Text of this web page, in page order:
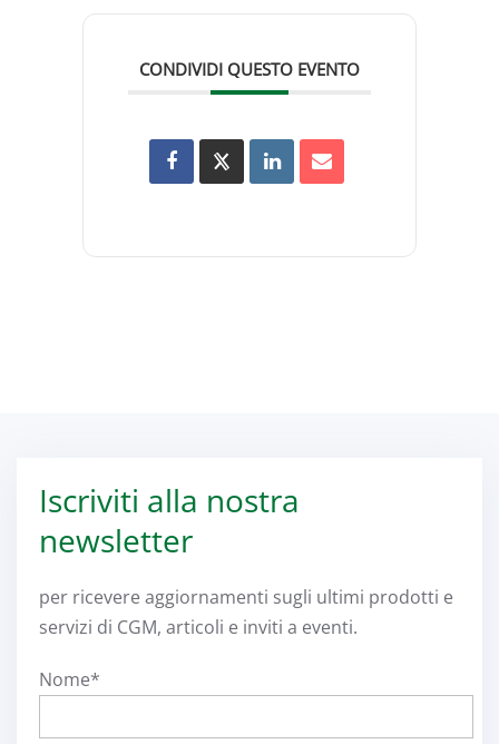
CONDIVIDI QUESTO EVENTO
Iscriviti alla nostra
newsletter
per ricevere aggiornamenti sugli ultimi prodotti e
servizi di CGM, articoli e inviti a eventi.
Nome*